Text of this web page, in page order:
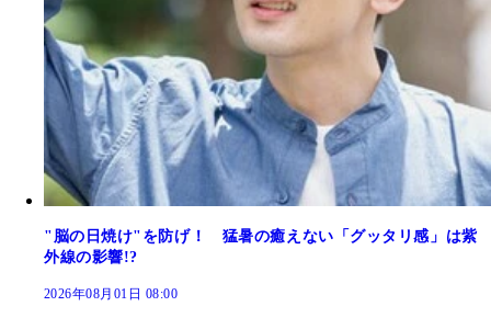
"脳の日焼け"を防げ！ 猛暑の癒えない「グッタリ感」は紫
外線の影響!?
2026年08月01日 08:00